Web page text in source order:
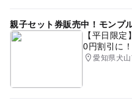
親子セット券販売中！モンプ
【平日限
0円割引に！
愛知県犬